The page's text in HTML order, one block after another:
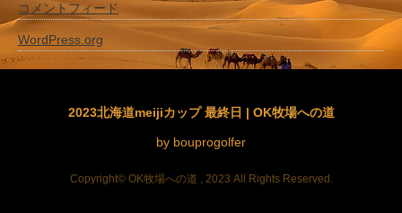
コメントフィード
WordPress.org
2023北海道meijiカップ 最終日 | OK牧場への道
by bouprogolfer
Copyright© OK牧場への道 , 2023 All Rights Reserved.